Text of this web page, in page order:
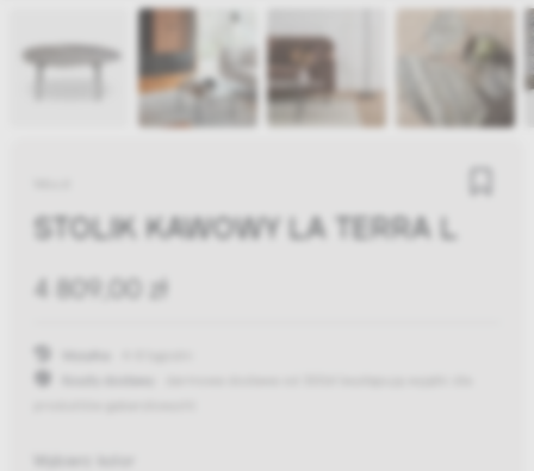
STOLIK KAWOWY LA TERRA L
4 809,00 zł
Wybierz kolor